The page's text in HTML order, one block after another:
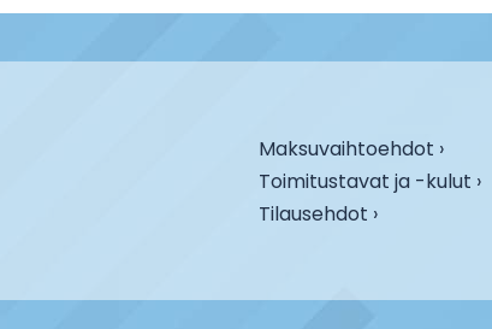
Maksuvaihtoehdot ›
Toimitustavat ja -kulut ›
Tilausehdot ›